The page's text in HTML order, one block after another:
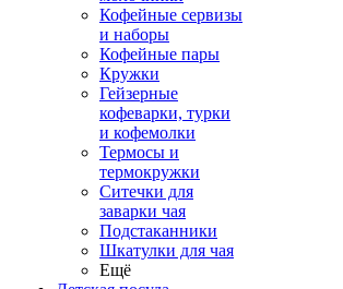
Кофейные сервизы
и наборы
Кофейные пары
Кружки
Гейзерные
кофеварки, турки
и кофемолки
Термосы и
термокружки
Ситечки для
заварки чая
Подстаканники
Шкатулки для чая
Ещё